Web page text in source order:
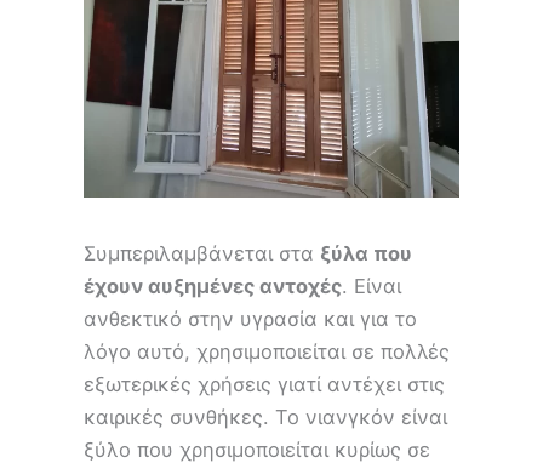
Συμπεριλαμβάνεται στα ξύλα που
έχουν αυξημένες αντοχές. Είναι
ανθεκτικό στην υγρασία και για το
λόγο αυτό, χρησιμοποιείται σε πολλές
εξωτερικές χρήσεις γιατί αντέχει στις
καιρικές συνθήκες. Το νιανγκόν είναι
ξύλο που χρησιμοποιείται κυρίως σε